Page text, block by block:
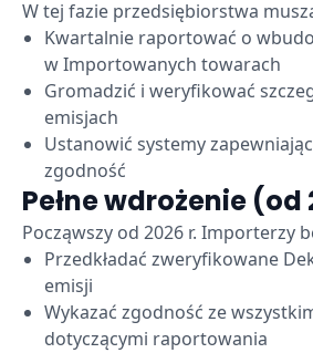
W tej fazie przedsiębiorstwa
Kwartalnie raportować o
w Importowanych towarach
Gromadzić i weryfikować
emisjach
Ustanowić systemy
zgodność
Pełne wdrożenie (od
Począwszy od 2026 r. Importerzy
Przedkładać zweryfikowane
emisji
Wykazać zgodność ze
dotyczącymi raportowania